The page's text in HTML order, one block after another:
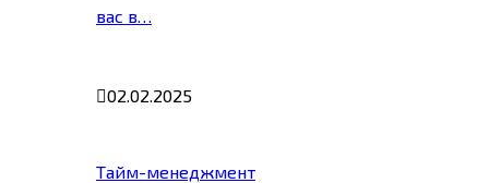
вас в…
02.02.2025
Тайм-менеджмент